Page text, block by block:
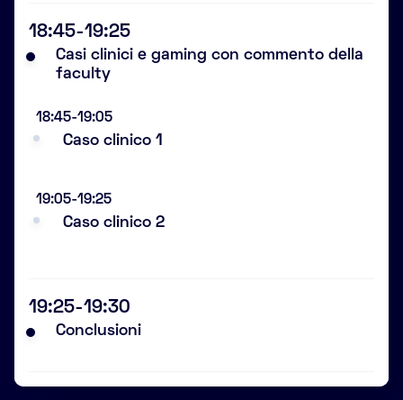
18:45-19:25
Casi clinici e gaming con commento della
faculty
18:45-19:05
Caso clinico 1
19:05-19:25
Caso clinico 2
19:25-19:30
Conclusioni